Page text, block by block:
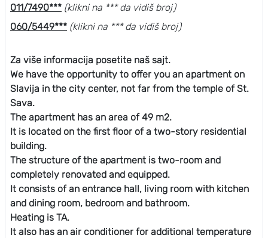
011/7490*** (klikni na *** da vidiš broj)
060/5449*** (klikni na *** da vidiš broj)
Za više informacija posetite naš sajt.
We have the opportunity to offer you an apartment on
Slavija in the city center, not far from the temple of St.
Sava.
The apartment has an area of ​​49 m2.
It is located on the first floor of a two-story residential
building.
The structure of the apartment is two-room and
completely renovated and equipped.
It consists of an entrance hall, living room with kitchen
and dining room, bedroom and bathroom.
Heating is TA.
It also has an air conditioner for additional temperature